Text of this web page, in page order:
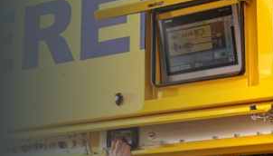
eLift
Obsługa posprzedażna
O nas